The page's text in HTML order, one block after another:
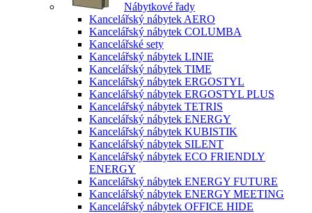
Nábytkové řady
Kancelářský nábytek AERO
Kancelářský nábytek COLUMBA
Kancelářské sety
Kancelářský nábytek LINIE
Kancelářský nábytek TIME
Kancelářský nábytek ERGOSTYL
Kancelářský nábytek ERGOSTYL PLUS
Kancelářský nábytek TETRIS
Kancelářský nábytek ENERGY
Kancelářský nábytek KUBISTIK
Kancelářský nábytek SILENT
Kancelářský nábytek ECO FRIENDLY
ENERGY
Kancelářský nábytek ENERGY FUTURE
Kancelářský nábytek ENERGY MEETING
Kancelářský nábytek OFFICE HIDE